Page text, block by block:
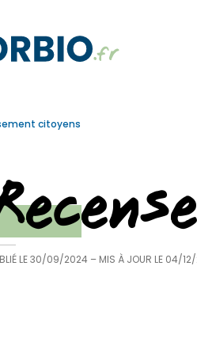
citoyens
LE30/09/2024 – MIS À JOUR LE 04/